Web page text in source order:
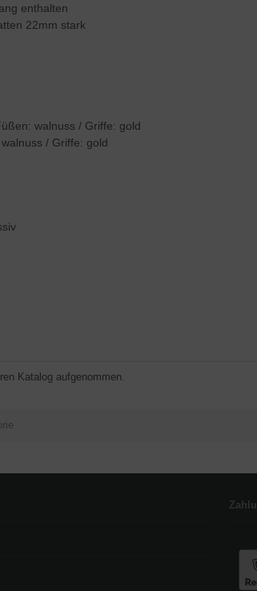
enthalten
22mm stark
walnuss / Griffe: gold
/ Griffe: gold
Katalog aufgenommen.